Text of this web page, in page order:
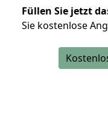
Füllen Sie jetzt
Sie kostenlose